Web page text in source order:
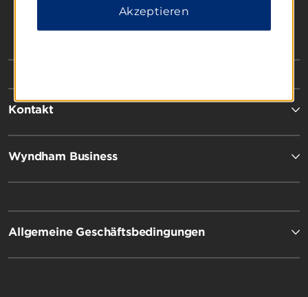
Kontakt
Wyndham Business
Allgemeine Geschäftsbedingungen
Akzeptieren